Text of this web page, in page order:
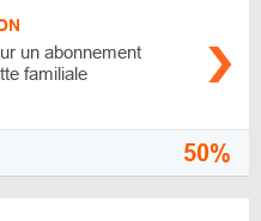
un abonnement
familiale
50%